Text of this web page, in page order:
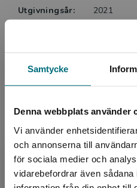
Samtycke
Denna webbplats använder
Vi använder
och annonserna till
för sociala medier och
vidarebefordrar även
Begränsad
Utgivningsår:
2021